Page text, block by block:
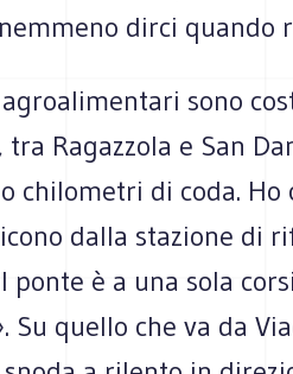
dirci quando
sono
Ragazzola e San
chilometri di coda.
dalla stazione di
ponte è a una sola
Su quello che va da